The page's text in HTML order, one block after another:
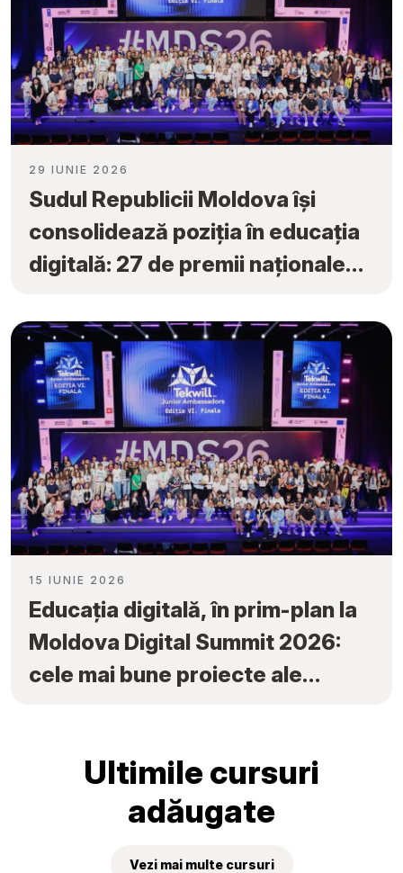
29 IUNIE 2026
Sudul Republicii Moldova își
consolidează poziția în educația
digitală: 27 de premii naționale
Ambassadors”
15 IUNIE 2026
Educația digitală, în prim-plan la
Moldova Digital Summit 2026:
cele mai bune proiecte ale
Ultimile cursuri
adăugate
Vezi mai multe cursuri